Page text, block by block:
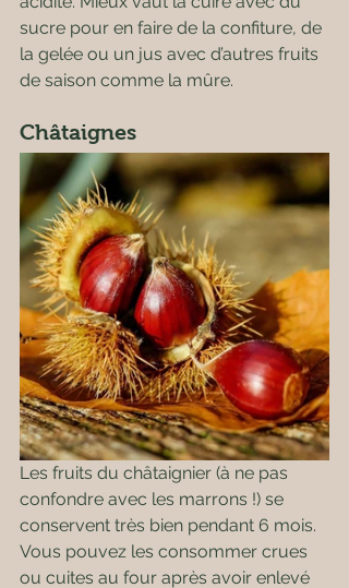
sucre pour en faire de la confiture, de
la gelée ou un jus avec d’autres fruits
de saison comme la mûre.
Châtaignes
Les fruits du châtaignier (à ne pas
confondre avec les marrons !) se
conservent très bien pendant 6 mois.
Vous pouvez les consommer crues
ou cuites au four après avoir enlevé